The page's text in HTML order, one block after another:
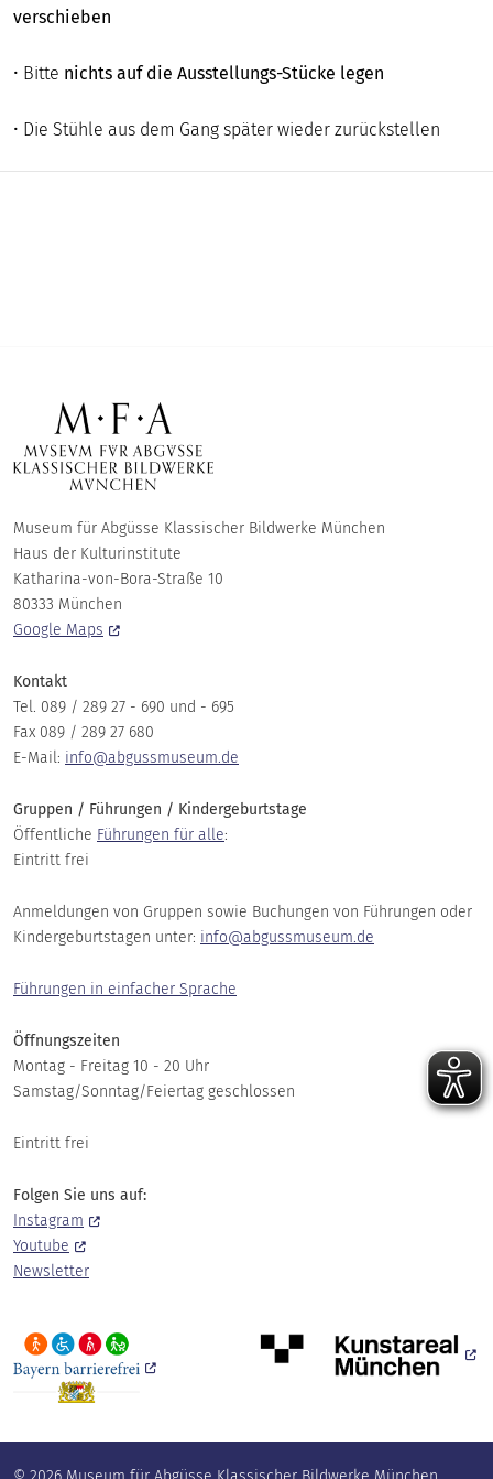
verschieben
• Bitte nichts auf die Ausstellungs-Stücke legen
• Die Stühle aus dem Gang später wieder zurückstellen
Museum für Abgüsse Klassischer Bildwerke München
Haus der Kulturinstitute
Katharina-von-Bora-Straße 10
80333 München
Google Maps
Kontakt
Tel. 089 / 289 27 - 690 und - 695
Fax 089 / 289 27 680
E-Mail: info@abgussmuseum.de
Gruppen / Führungen / Kindergeburtstage
Öffentliche Führungen für alle:
Eintritt frei
Anmeldungen von Gruppen sowie Buchungen von Führungen oder
Kindergeburtstagen unter: info@abgussmuseum.de
Führungen in einfacher Sprache
Öffnungszeiten
Montag - Freitag 10 - 20 Uhr
Samstag/Sonntag/Feiertag geschlossen
Eintritt frei
Folgen Sie uns auf:
Instagram
Youtube
Newsletter